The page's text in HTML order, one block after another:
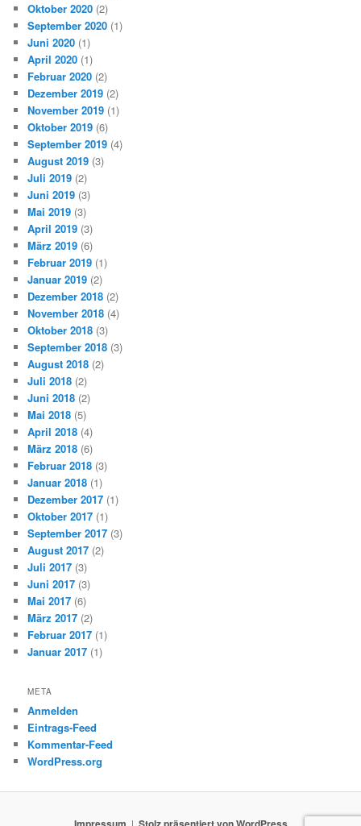
Oktober 2020 (2)
September 2020 (1)
Juni 2020 (1)
April 2020 (1)
Februar 2020 (2)
Dezember 2019 (2)
November 2019 (1)
Oktober 2019 (6)
September 2019 (4)
August 2019 (3)
Juli 2019 (2)
Juni 2019 (3)
Mai 2019 (3)
April 2019 (3)
März 2019 (6)
Februar 2019 (1)
Januar 2019 (2)
Dezember 2018 (2)
November 2018 (4)
Oktober 2018 (3)
September 2018 (3)
August 2018 (2)
Juli 2018 (2)
Juni 2018 (2)
Mai 2018 (5)
April 2018 (4)
März 2018 (6)
Februar 2018 (3)
Januar 2018 (1)
Dezember 2017 (1)
Oktober 2017 (1)
September 2017 (3)
August 2017 (2)
Juli 2017 (3)
Juni 2017 (3)
Mai 2017 (6)
März 2017 (2)
Februar 2017 (1)
Januar 2017 (1)
META
Anmelden
Eintrags-Feed
Kommentar-Feed
WordPress.org